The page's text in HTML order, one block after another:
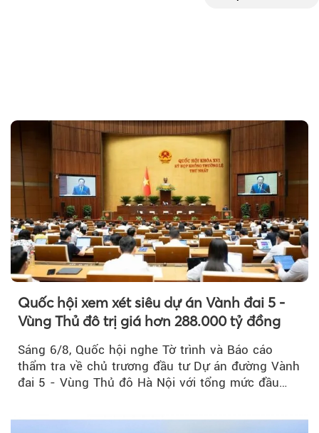
Theo
Quốc hội xem xét siêu dự án Vành đai 5 -
Vùng Thủ đô trị giá hơn 288.000 tỷ đồng
Sáng 6/8, Quốc hội nghe Tờ trình và Báo cáo
thẩm tra về chủ trương đầu tư Dự án đường Vành
đai 5 - Vùng Thủ đô Hà Nội với tổng mức đầu